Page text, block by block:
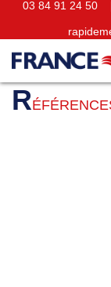
03 84 91 24
Accueil Références
R